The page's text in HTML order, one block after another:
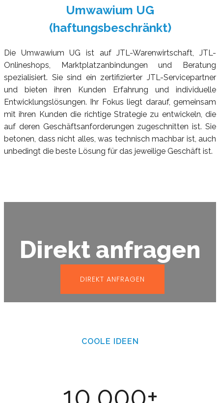
Umwawium UG
(haftungsbeschränkt)
Die Umwawium UG ist auf JTL-Warenwirtschaft, JTL-
Onlineshops, Marktplatzanbindungen und Beratung
spezialisiert. Sie sind ein zertifizierter JTL-Servicepartner
und bieten ihren Kunden Erfahrung und individuelle
Entwicklungslösungen. Ihr Fokus liegt darauf, gemeinsam
mit ihren Kunden die richtige Strategie zu entwickeln, die
auf deren Geschäftsanforderungen zugeschnitten ist. Sie
betonen, dass nicht alles, was technisch machbar ist, auch
unbedingt die beste Lösung für das jeweilige Geschäft ist.
Direkt anfragen
DIREKT ANFRAGEN
COOLE IDEEN